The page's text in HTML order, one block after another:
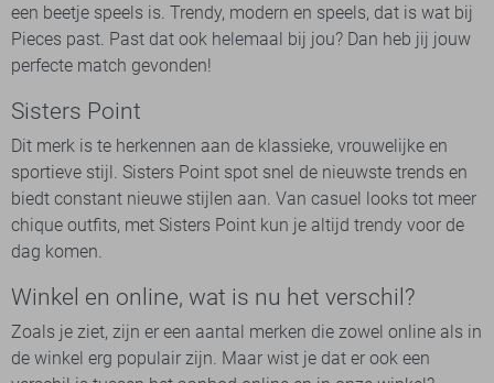
een beetje speels is. Trendy, modern en speels, dat is wat bij
Pieces past. Past dat ook helemaal bij jou? Dan heb jij jouw
perfecte match gevonden!
Sisters Point
Dit merk is te herkennen aan de klassieke, vrouwelijke en
sportieve stijl. Sisters Point spot snel de nieuwste trends en
biedt constant nieuwe stijlen aan. Van casuel looks tot meer
chique outfits, met Sisters Point kun je altijd trendy voor de
dag komen.
Winkel en online, wat is nu het verschil?
Zoals je ziet, zijn er een aantal merken die zowel online als in
de winkel erg populair zijn. Maar wist je dat er ook een